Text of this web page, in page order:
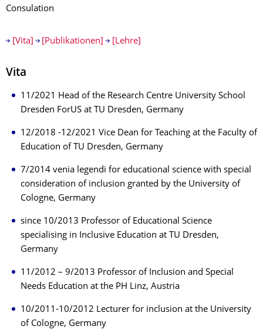
Consulation
[Vita] [Publikationen] [Lehre]
Vita
11/2021 Head of the Research Centre University School
Dresden ForUS at TU Dresden, Germany
12/2018 -12/2021 Vice Dean for Teaching at the Faculty of
Education of TU Dresden, Germany
7/2014 venia legendi for educational science with special
consideration of inclusion granted by the University of
Cologne, Germany
since 10/2013 Professor of Educational Science
specialising in Inclusive Education at TU Dresden,
Germany
11/2012 – 9/2013 Professor of Inclusion and Special
Needs Education at the PH Linz, Austria
10/2011-10/2012 Lecturer for inclusion at the University
of Cologne, Germany